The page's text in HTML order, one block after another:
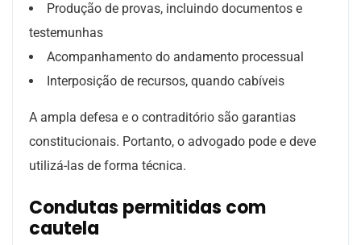
Produção de provas, incluindo documentos e
testemunhas
Acompanhamento do andamento processual
Interposição de recursos, quando cabíveis
A ampla defesa e o contraditório são garantias
constitucionais. Portanto, o advogado pode e deve
utilizá-las de forma técnica.
Condutas permitidas com
cautela